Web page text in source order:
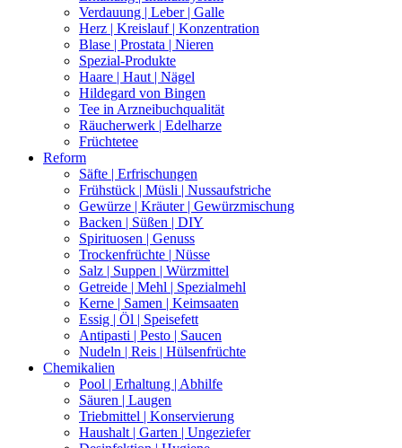
Verdauung | Leber | Galle
Herz | Kreislauf | Konzentration
Blase | Prostata | Nieren
Spezial-Produkte
Haare | Haut | Nägel
Hildegard von Bingen
Tee in Arzneibuchqualität
Räucherwerk | Edelharze
Früchtetee
Reform
Säfte | Erfrischungen
Frühstück | Müsli | Nussaufstriche
Gewürze | Kräuter | Gewürzmischung
Backen | Süßen | DIY
Spirituosen | Genuss
Trockenfrüchte | Nüsse
Salz | Suppen | Würzmittel
Getreide | Mehl | Spezialmehl
Kerne | Samen | Keimsaaten
Essig | Öl | Speisefett
Antipasti | Pesto | Saucen
Nudeln | Reis | Hülsenfrüchte
Chemikalien
Pool | Erhaltung | Abhilfe
Säuren | Laugen
Triebmittel | Konservierung
Haushalt | Garten | Ungeziefer